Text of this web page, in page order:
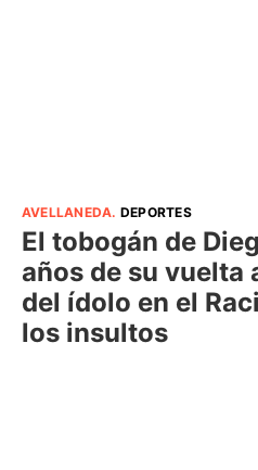
AVELLANEDA. DEPORTES
El tobogán de
años de su vuelta
del ídolo en el
los insultos